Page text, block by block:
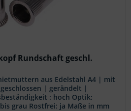
Rundschaft geschl.
aus Edelstahl A4 | mit
| gerändelt |
: hoch Optik:
grau Rostfrei: ja Maße in mm